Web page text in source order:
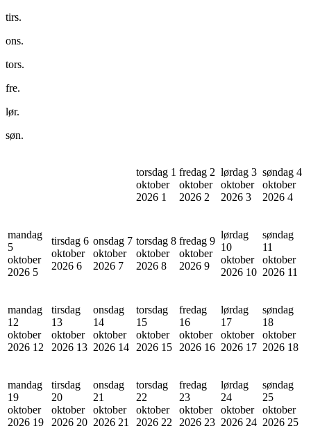
tirs.
ons.
tors.
fre.
lør.
søn.
torsdag 1
oktober
2026 1
fredag 2
oktober
2026 2
lørdag 3
oktober
2026 3
søndag 4
oktober
2026 4
mandag
5
oktober
2026 5
tirsdag 6
oktober
2026 6
onsdag 7
oktober
2026 7
torsdag 8
oktober
2026 8
fredag 9
oktober
2026 9
lørdag
10
oktober
2026 10
søndag
11
oktober
2026 11
mandag
12
oktober
2026 12
tirsdag
13
oktober
2026 13
onsdag
14
oktober
2026 14
torsdag
15
oktober
2026 15
fredag
16
oktober
2026 16
lørdag
17
oktober
2026 17
søndag
18
oktober
2026 18
mandag
19
oktober
2026 19
tirsdag
20
oktober
2026 20
onsdag
21
oktober
2026 21
torsdag
22
oktober
2026 22
fredag
23
oktober
2026 23
lørdag
24
oktober
2026 24
søndag
25
oktober
2026 25